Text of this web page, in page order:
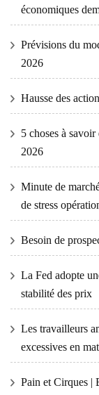
économiques
Prévisions du
2026
Hausse des
5 choses à
2026
Minute de
de stress
Besoin de
La Fed adopte
stabilité des prix
Les travailleurs
excessives en
Pain et Cirques |